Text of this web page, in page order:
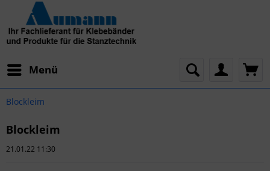
Menü
Blockleim
Blockleim
21.01.22 11:30